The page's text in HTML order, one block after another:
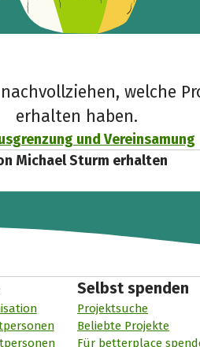
welche
erhalten haben.
und Vereinsamung
Michael Sturm erhalten
Selbst spenden
Projektsuche
Beliebte Projekte
Für betterplace